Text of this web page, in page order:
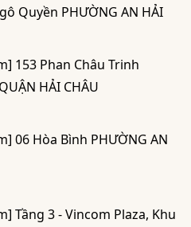
Quyền PHƯỜNG AN HẢI
153 Phan Châu Trinh
HẢI CHÂU
06 Hòa Bình PHƯỜNG AN
Tầng 3 - Vincom Plaza, Khu